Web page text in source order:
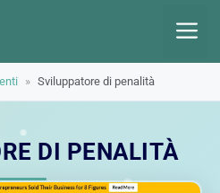
» Sviluppatore di penalità
DI PENALITÀ